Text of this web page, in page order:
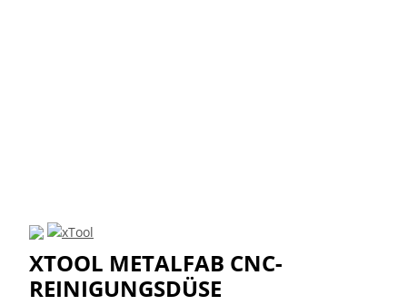
XTOOL METALFAB CNC-
REINIGUNGSDÜSE